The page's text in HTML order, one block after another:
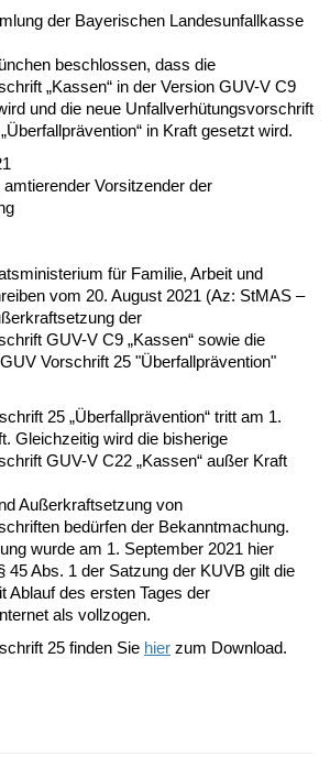
der Bayerischen Landesunfallkasse
beschlossen, dass die
„Kassen“ in der Version GUV-V C9
und die neue Unfallverhütungsvorschrift
in Kraft gesetzt wird.
Vorsitzender der
für Familie, Arbeit und
vom 20. August 2021 (Az: StMAS –
der
GUV-V C9 „Kassen“ sowie die
Vorschrift 25 "Überfallprävention"
25 „Überfallprävention“ tritt am 1.
Gleichzeitig wird die bisherige
GUV-V C22 „Kassen“ außer Kraft
Außerkraftsetzung von
bedürfen der Bekanntmachung.
wurde am 1. September 2021 hier
45 Abs. 1 der Satzung der KUVB gilt die
Ablauf des ersten Tages der
als vollzogen.
25 finden Sie hier zum Download.